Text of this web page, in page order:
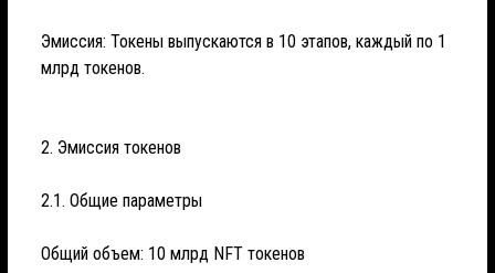
Эмиссия: Токены выпускаются в 10 этапов, каждый по 1
млрд токенов.
2. Эмиссия токенов
2.1. Общие параметры
Общий объем: 10 млрд NFT токенов